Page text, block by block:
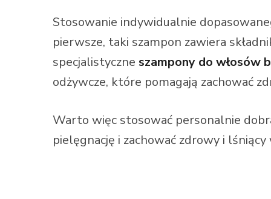
Stosowanie indywidualnie
pierwsze, taki szampon zawiera
specjalistyczne szampony do włosów
odżywcze, które pomagają zachować
Warto więc stosować personalnie
pielęgnację i zachować zdrowy i